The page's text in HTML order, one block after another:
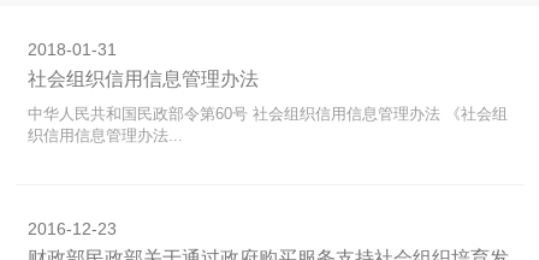
2018-01-31
社会组织信用信息管理办法
中华人民共和国民政部令第60号 社会组织信用信息管理办法 《社会组
织信用信息管理办法...
2016-12-23